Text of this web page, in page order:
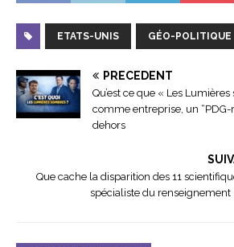
ETATS-UNIS GÉO-POLITIQUE
PRÉCÉDENT
Qu’est ce que « Les Lumières
comme entreprise, un “PDG-
dehors
Que cache la disparition des 11
spécialiste du renseignement